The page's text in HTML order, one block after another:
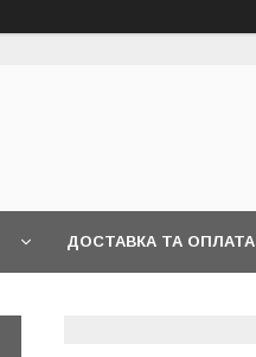
ДОСТАВКА ТА ОПЛАТА